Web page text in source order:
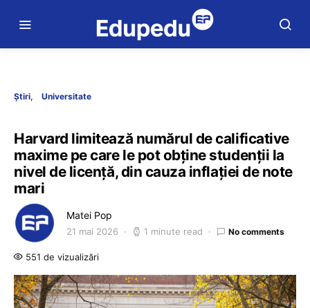
Știri Universitate
Harvard limitează numărul de calificative
maxime pe care le pot obține studenții la
nivel de licență, din cauza inflației de note
mari
Matei Pop
21 mai 2026 1 minute read No comments
551 de vizualizări